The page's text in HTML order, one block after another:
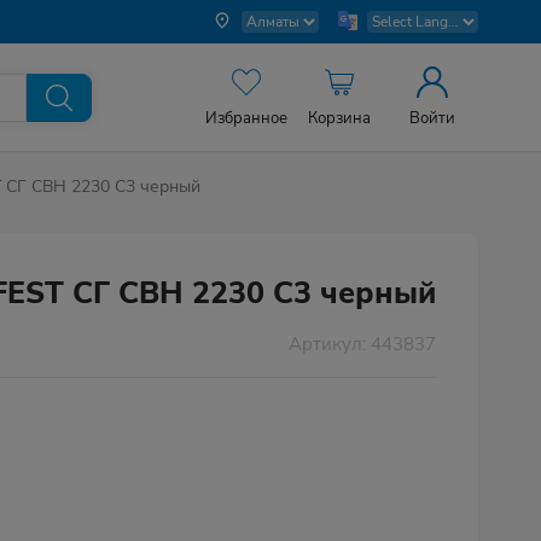
Избранное Корзина Войти
СГ CBH 2230 C3 черный
СГ CBH 2230 C3 черный
Артикул: 443837